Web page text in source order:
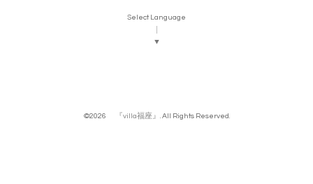
Select Language
▼
©2026 『villa福座』 . All Rights Reserved.